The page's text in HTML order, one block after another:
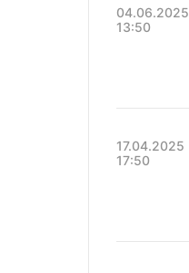
04.06.2025
13:50
17.04.2025
17:50